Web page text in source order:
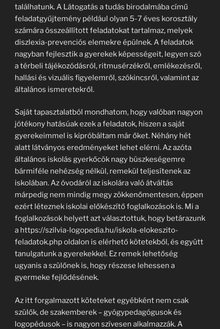
találhatunk. A Látogatás a tudás birodalmába című
feladatgyűjtemény például olyan 5-7 éves korosztály
számára összeállított feladatokat tartalmaz, melyek
diszlexia-prevenciós elemekre épülnek. A feladatok
nagyban fejlesztik a gyerekek képességeit, legyen szó
a térbeli tájékozódásról, ritmusérzékről, emlékezésről,
hallási és vizuális figyelemről, szókincsről, valamint az
általános ismeretekről.
Saját tapasztalatból mondhatom, hogy valóban nagyon
jótékony hatásúak ezek a feladatok, hiszen a saját
gyerekeimmel is kipróbáltam már őket. Néhány hét
alatt látványos eredményeket lehet elérni. Az azóta
általános iskolás gyerkőcök nagy büszkeségemre
bármiféle nehézség nélkül, remekül teljesítenek az
iskolában. Az óvodáról az iskolára való átváltás
márpedig nem mindig megy zökkenőmentesen, éppen
ezért léteznek iskolai előkészítő foglalkozások is. Mi a
foglalkozások helyett azt választottuk, hogy betárazunk
a https://szilvia-logopedia.hu/iskola-elokeszito-
feladatok.php oldalon is elérhető kötetekből, és együtt
tanulgatunk a gyerekekkel. Ez remek lehetőség
ugyanis a szülőnek is, hogy részese lehessen a
gyermeke fejlődésének.
Az itt forgalmazott köteteket egyébként nem csak
szülők, de szakemberek – gyógypedagógusok és
logopédusok – is nagyon szívesen alkalmazzák. A